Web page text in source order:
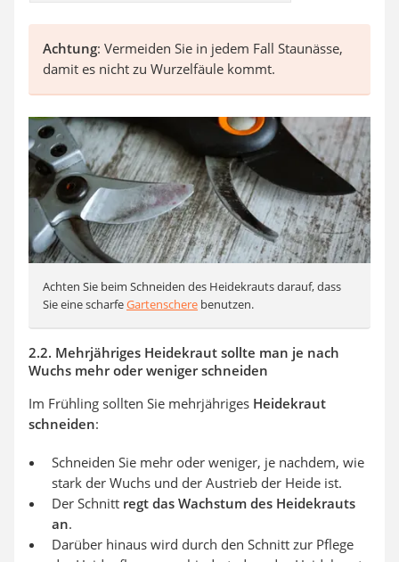
Achtung: Vermeiden Sie in jedem Fall Staunässe,
damit es nicht zu Wurzelfäule kommt.
Achten Sie beim Schneiden des Heidekrauts darauf, dass
Sie eine scharfeGartenschere benutzen.
2.2. Mehrjähriges Heidekraut sollte man je nach
Wuchs mehr oder weniger schneiden
Im Frühling sollten Sie mehrjähriges Heidekraut
schneiden:
Schneiden Sie mehr oder weniger, je nachdem, wie
stark der Wuchs und der Austrieb der Heide ist.
Der Schnitt regt das Wachstum des Heidekrauts
an.
Darüber hinaus wird durch den Schnitt zur Pflege